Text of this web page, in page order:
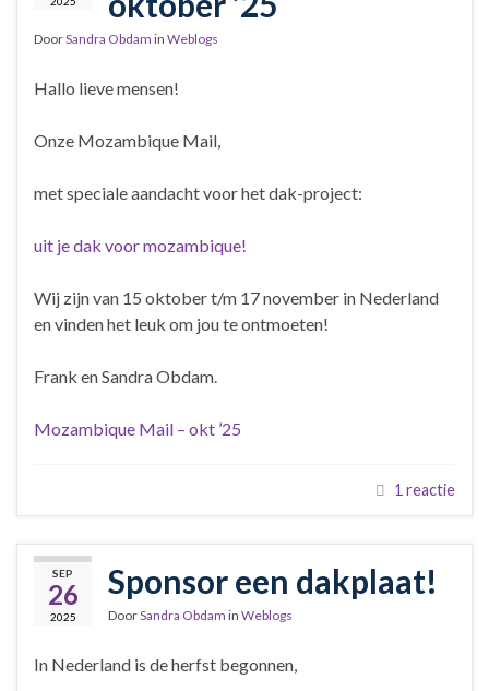
DoorSandra Obdam in Weblogs
Hallo lieve mensen!
Onze Mozambique Mail,
met speciale aandacht voor het dak-project:
uit je dak voor mozambique!
Wij zijn van 15 oktober t/m 17 november in Nederland
en vinden het leuk om jou te ontmoeten!
Frank en Sandra Obdam.
Mozambique Mail – okt ’25
1 reactie
SEP
26
2025
Sponsor een dakplaat!
DoorSandra Obdam in Weblogs
In Nederland is de herfst begonnen,